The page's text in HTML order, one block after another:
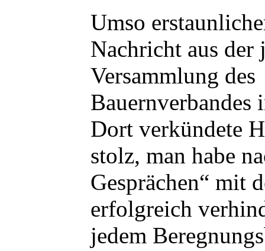
Umso
Nachricht aus der
Versammlung des
Bauernverbandes
Dort verkündete
stolz, man habe
Gesprächen“ mit
erfolgreich
jedem